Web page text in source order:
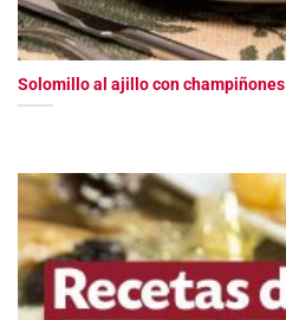
Solomillo al ajillo con champiñones